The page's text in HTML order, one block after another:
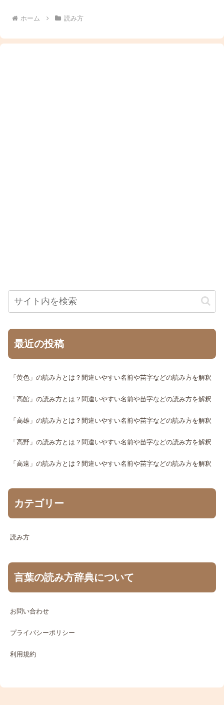
ホーム 読み方
最近の投稿
「黄色」の読み方とは？間違いやすい名前や苗字などの読み方を解釈
「高館」の読み方とは？間違いやすい名前や苗字などの読み方を解釈
「高雄」の読み方とは？間違いやすい名前や苗字などの読み方を解釈
「高野」の読み方とは？間違いやすい名前や苗字などの読み方を解釈
「高遠」の読み方とは？間違いやすい名前や苗字などの読み方を解釈
カテゴリー
読み方
言葉の読み方辞典について
お問い合わせ
プライバシーポリシー
利用規約